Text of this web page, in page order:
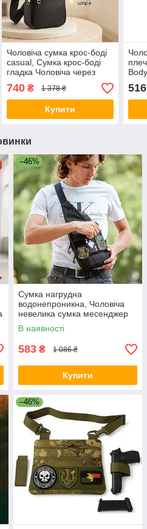
Чоловіча сумка крос-боді
сasual, Сумка крос-боді
гладка Чоловіча через
плече носити QL-35
740₴ 1 378 ₴
Купити
516
–46%
Сумка нагрудна
водонепроникна, Чоловіча
невелика сумка месенджер
для військових кобура
тактична ET-69
В наявності
583 ₴ 1 086 ₴
Купити
–46%